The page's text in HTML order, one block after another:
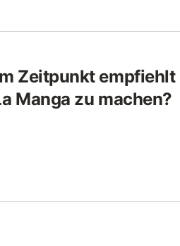
Zeitpunkt empfiehlt
Manga zu machen?